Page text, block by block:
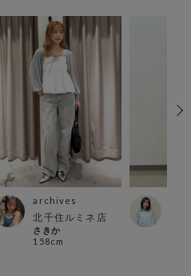
archives
北千住ルミネ店
さきか
158cm